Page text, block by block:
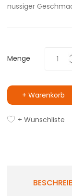
nussiger
Menge
+ Warenkorb
+ Wunschliste